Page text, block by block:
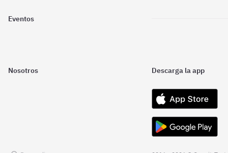
Eventos
Nosotros Descarga la app